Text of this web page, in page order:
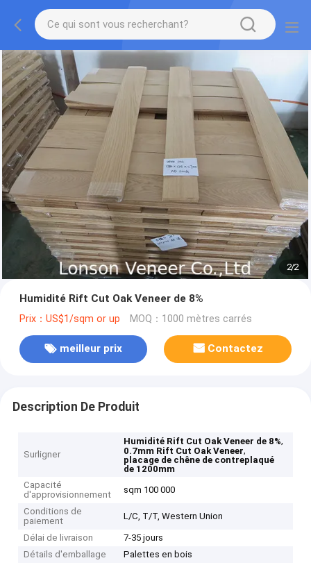
2/2
Humidité Rift Cut Oak Veneer de 8%
Prix：US$1/sqm or up MOQ：1000 mètres carrés
meilleur prix Contactez
Description De Produit
Surligner
Humidité Rift Cut Oak Veneer de 8%,
0.7mm Rift Cut Oak Veneer,
placage de chêne de contreplaqué
de 1200mm
Capacité
d'approvisionnement
sqm 100 000
Conditions de
paiement
L/C, T/T, Western Union
Délai de livraison
7-35 jours
Détails d'emballage
Palettes en bois